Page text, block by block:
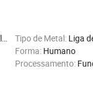
Tipo de Metal: Liga
Forma: Humano
Processamento: